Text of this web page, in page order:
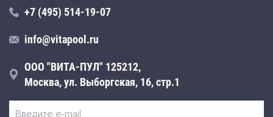
+7 (495) 514-19-07
info@vitapool.ru
ООО "ВИТА-ПУЛ" 125212,
Москва, ул. Выборгская, 16, стр.1